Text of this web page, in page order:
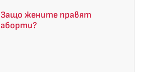
Защо жените правят
аборти?